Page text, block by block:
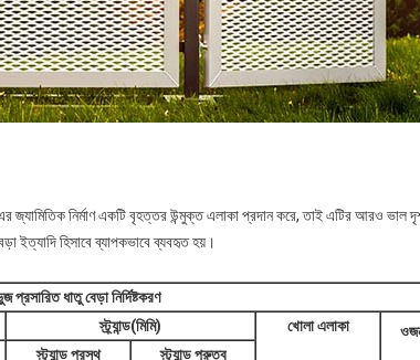
জ্যামিতিক নির্মাণ একটি বৃহত্তর উন্মুক্ত এলাকা প্রদান করে, তাই এটির আরও ভাল
ইত্যাদি হিসাবে ব্যাপকভাবে ব্যবহৃত হয়।
প্রসারিত ধাতু বেড়া নির্দিষ্টকরণ
স্ট্র্যান্ড(মিমি) খোলা এলাকা
স্ট্র্যান্ড প্রস্থ
স্ট্র্যান্ড পুরুত্ব